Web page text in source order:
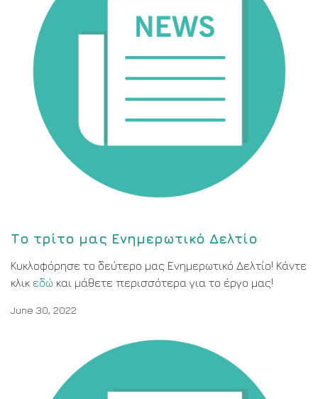
Το τρίτο μας Ενημερωτικό Δελτίο
Κυκλοφόρησε το δεύτερο μας Ενημερωτικό Δελτίο! Κάντε
κλικ εδώ και μάθετε περισσότερα για το έργο μας!
June 30, 2022